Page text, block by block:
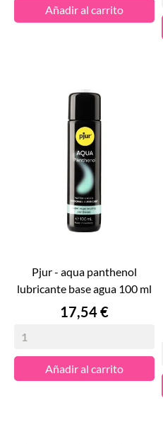
Añadir al carrito
pjur - aqua panthenol
lubricante base agua 100 ml
Precio
17,54 €
Añadir al carrito